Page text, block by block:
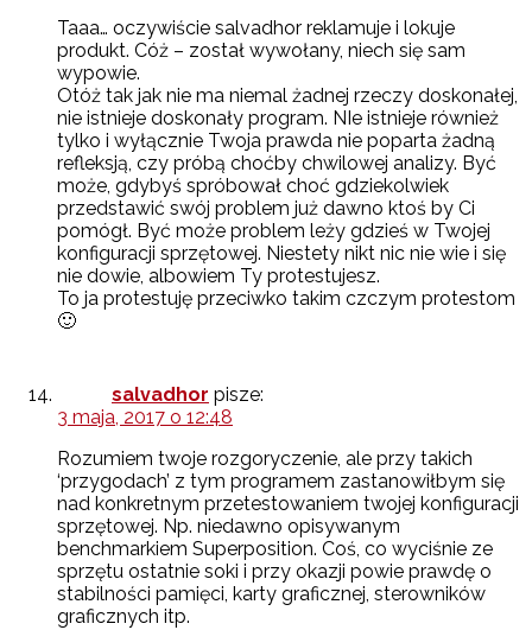
Taaa… oczywiście salvadhor reklamuje i lokuje
produkt. Cóż – został wywołany, niech się sam
wypowie.
Otóż tak jak nie ma niemal żadnej rzeczy doskonałej,
nie istnieje doskonały program. NIe istnieje również
tylko i wyłącznie Twoja prawda nie poparta żadną
refleksją, czy próbą choćby chwilowej analizy. Być
może, gdybyś spróbował choć gdziekolwiek
przedstawić swój problem już dawno ktoś by Ci
pomógł. Być może problem leży gdzieś w Twojej
konfiguracji sprzętowej. Niestety nikt nic nie wie i się
nie dowie, albowiem Ty protestujesz.
To ja protestuję przeciwko takim czczym protestom
🙂
salvadhor pisze:
3 maja, 2017 o 12:48
Rozumiem twoje rozgoryczenie, ale przy takich
‘przygodach’ z tym programem zastanowiłbym się
nad konkretnym przetestowaniem twojej konfiguracji
sprzętowej. Np. niedawno opisywanym
benchmarkiem Superposition. Coś, co wyciśnie ze
sprzętu ostatnie soki i przy okazji powie prawdę o
stabilności pamięci, karty graficznej, sterowników
graficznych itp.